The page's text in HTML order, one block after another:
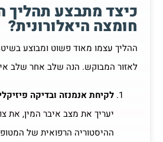
כיצד מתבצע תהליך
חומצה היאלורונית?
ההליך עצמו מאוד פשוט ומבוצע
לאזור המבוקש. הנה שלב אחר שלב
לקיחת אנמנזה ובדיקה
יעריך את מצב איבר המין, את
ההיסטוריה הרפואית של